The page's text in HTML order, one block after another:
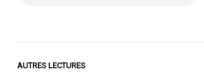
AUTRES LECTURES